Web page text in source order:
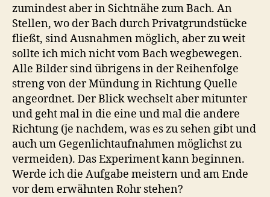
zumindest aber in Sichtnähe zum Bach. An
Stellen, wo der Bach durch Privatgrundstücke
fließt, sind Ausnahmen möglich, aber zu weit
sollte ich mich nicht vom Bach wegbewegen.
Alle Bilder sind übrigens in der Reihenfolge
streng von der Mündung in Richtung Quelle
angeordnet. Der Blick wechselt aber mitunter
und geht mal in die eine und mal die andere
Richtung (je nachdem, was es zu sehen gibt und
auch um Gegenlichtaufnahmen möglichst zu
vermeiden). Das Experiment kann beginnen.
Werde ich die Aufgabe meistern und am Ende
vor dem erwähnten Rohr stehen?